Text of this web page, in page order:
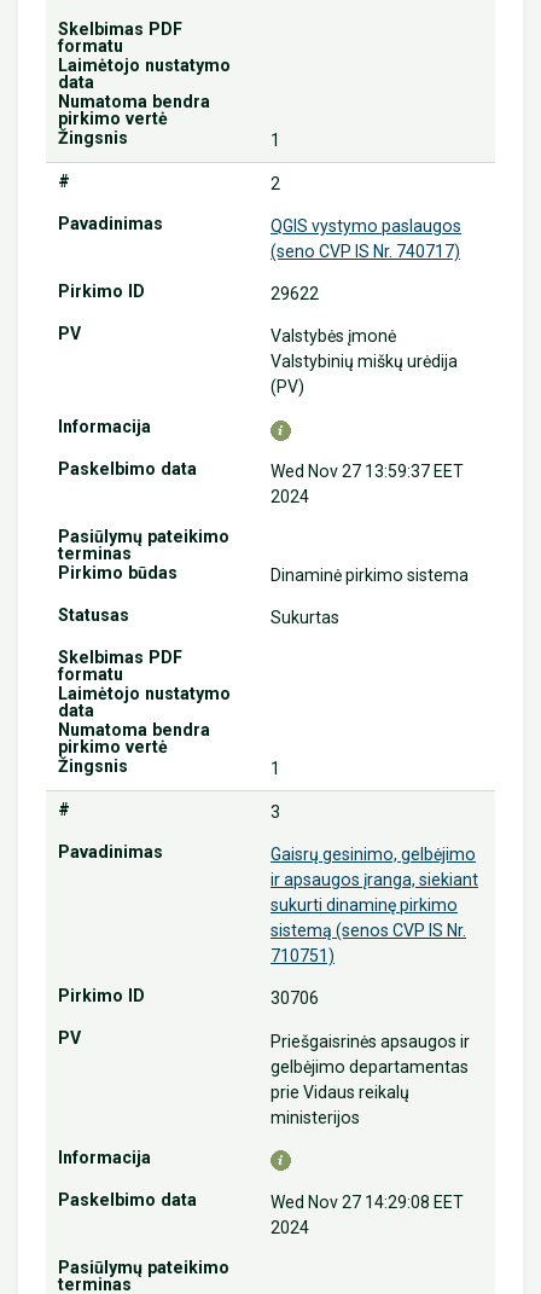
1
2
QGIS vystymo paslaugos
(seno CVP IS Nr. 740717)
29622
Valstybės įmonė
Valstybinių miškų urėdija
(PV)
Wed Nov 27 13:59:37 EET
2024
Dinaminė pirkimo sistema
Sukurtas
1
3
Gaisrų gesinimo, gelbėjimo
ir apsaugos įranga, siekiant
sukurti dinaminę pirkimo
sistemą (senos CVP IS Nr.
710751)
30706
Priešgaisrinės apsaugos ir
gelbėjimo departamentas
prie Vidaus reikalų
ministerijos
Wed Nov 27 14:29:08 EET
2024